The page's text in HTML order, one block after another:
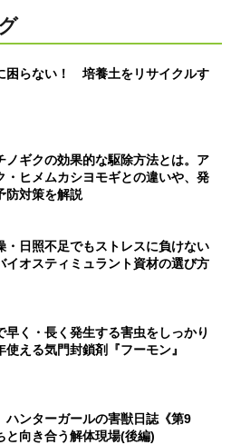
困らない！ 培養土をリサイクルす
ノギクの効果的な駆除方法とは。ア
・ヒメムカシヨモギとの違いや、発
防対策を解説
・日照不足でもストレスに負けない
イオスティミュラント資材の選び方
早く・長く発生する害虫をしっかり
使える気門封鎖剤『フーモン』
ハンターガールの害獣日誌《第9
と向き合う解体現場(後編)